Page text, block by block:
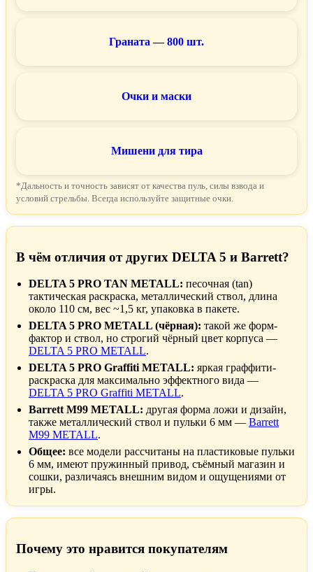
Граната — 800 шт.
Очки и маски
Мишени для тира
*Дальность и точность зависят от качества пуль, силы взвода и
условий стрельбы. Всегда используйте защитные очки.
В чём отличия от других DELTA 5 и Barrett?
DELTA 5 PRO TAN METALL: песочная (tan)
тактическая раскраска, металлический ствол, длина
около 110 см, вес ~1,5 кг, упаковка в пакете.
DELTA 5 PRO METALL (чёрная): такой же форм-
фактор и ствол, но строгий чёрный цвет корпуса —
DELTA 5 PRO METALL.
DELTA 5 PRO Graffiti METALL: яркая граффити-
раскраска для максимально эффектного вида —
DELTA 5 PRO Graffiti METALL.
Barrett M99 METALL: другая форма ложи и дизайн,
также металлический ствол и пульки 6 мм — Barrett
M99 METALL.
Общее: все модели рассчитаны на пластиковые пульки
6 мм, имеют пружинный привод, съёмный магазин и
сошки, различаясь внешним видом и ощущениями от
игры.
Почему это нравится покупателям